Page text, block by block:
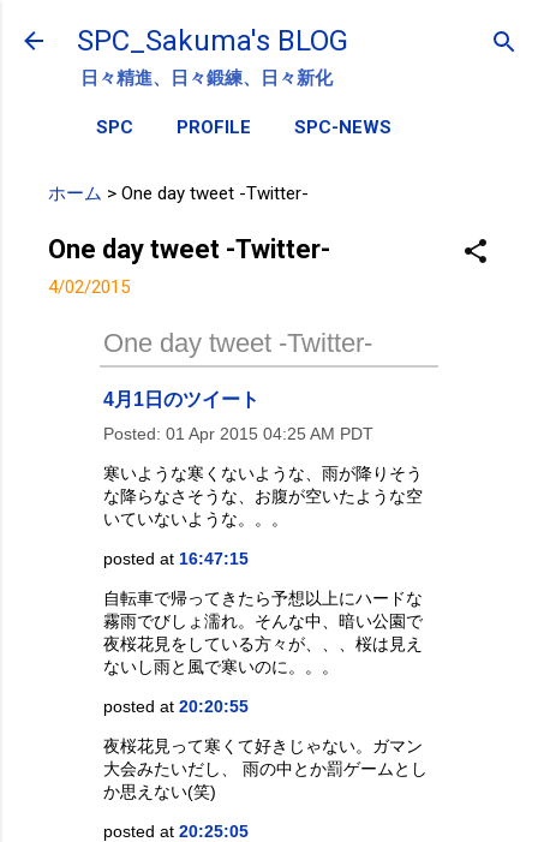
スキップしてメイン コンテンツに移動
SPC_Sakuma's BLOG
日々精進、日々鍛練、日々新化
SPC PROFILE SPC-NEWS
ホーム > One day tweet -Twitter-
One day tweet -Twitter-
4/02/2015
One day tweet -Twitter-
4月1日のツイート
Posted: 01 Apr 2015 04:25 AM PDT
寒いような寒くないような、雨が降りそう
な降らなさそうな、お腹が空いたような空
いていないような。。。
posted at 16:47:15
自転車で帰ってきたら予想以上にハードな
霧雨でびしょ濡れ。そんな中、暗い公園で
夜桜花見をしている方々が、、、桜は見え
ないし雨と風で寒いのに。。。
posted at 20:20:55
夜桜花見って寒くて好きじゃない。ガマン
大会みたいだし、 雨の中とか罰ゲームとし
か思えない(笑)
posted at 20:25:05